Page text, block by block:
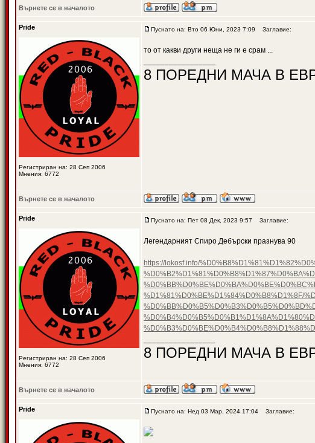
Върнете се в началото
Pride
Регистриран на: 28 Сеп 2006
Мнения: 6772
Пуснато на: Вто 06 Юни, 2023 7:09 Заглавие:
то от какви други неща не ги е срам ...
8 ПОРЕДНИ МАЧА В
Върнете се в началото
Pride
Регистриран на: 28 Сеп 2006
Мнения: 6772
Пуснато на: Пет 08 Дек, 2023 9:57 Заглавие:
Легендарният Спиро Дебърски празнува 90
https://lokosf.info/
%D1%81%D0%BE%D1%84%D0%B8%D1%8F/
8 ПОРЕДНИ МАЧА В
Върнете се в началото
Pride Пуснато на: Нед 03 Мар, 2024 17:04 Заглавие: